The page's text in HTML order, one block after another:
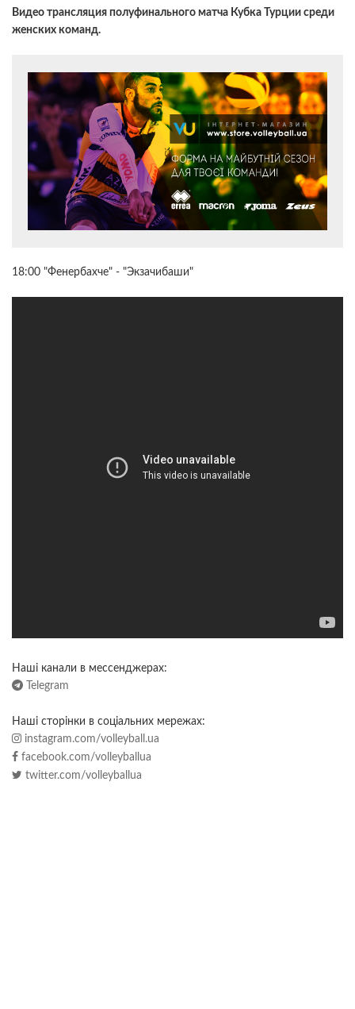
Видео трансляция полуфинального матча Кубка Турции среди
женских команд.
18:00 "Фенербахче" - "Экзачибаши"
Наші канали в мессенджерах:
Telegram
Наші сторінки в соціальних мережах:
instagram.com/volleyball.ua
facebook.com/volleyballua
twitter.com/volleyballua